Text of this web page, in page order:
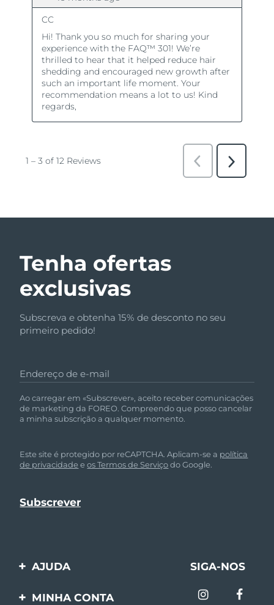
Tenha ofertas
exclusivas
Subscreva e obtenha 15% de desconto no seu
primeiro pedido!
Endereço de e-mail
Ao carregar em «Subscrever», aceito receber comunicações
de marketing da FOREO. Compreendo que posso cancelar
a minha subscrição a qualquer momento.
Este site é protegido por reCAPTCHA. Aplicam-se a política
de privacidade eos Termos de Serviçodo Google.
AJUDA
Entre em contato
SIGA-NOS
MINHA CONTA